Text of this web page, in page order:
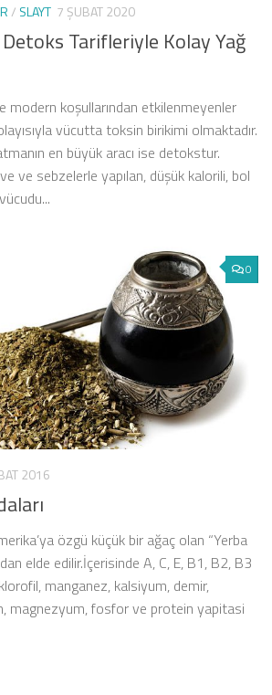
/ SLAYT 7 ŞUBAT 2020
Tarifleriyle Kolay Yağ
modern koşullarından etkilenmeyenler
vücutta toksin birikimi olmaktadır.
en büyük aracı ise detokstur.
ve sebzelerle yapılan, düşük kalorili, bol
0
2016
özgü küçük bir ağaç olan “Yerba
elde edilir.İçerisinde A, C, E, B1, B2, B3
manganez, kalsiyum, demir,
magnezyum, fosfor ve protein yapitasi